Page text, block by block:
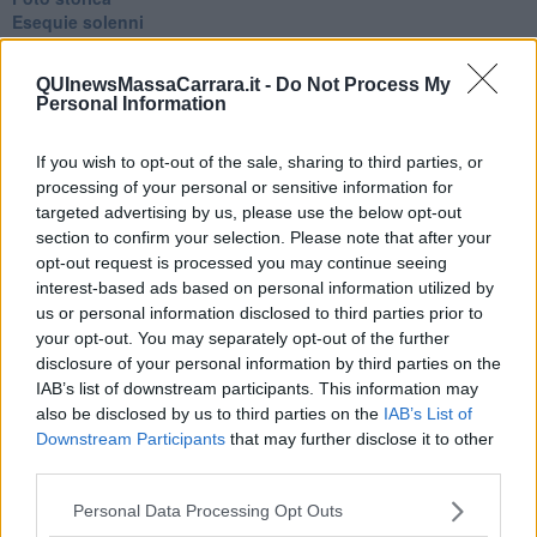
QUInewsMassaCarrara.it - Do Not Process My
Personal Information
If you wish to opt-out of the sale, sharing to third parties, or
processing of your personal or sensitive information for
targeted advertising by us, please use the below opt-out
section to confirm your selection. Please note that after your
opt-out request is processed you may continue seeing
interest-based ads based on personal information utilized by
us or personal information disclosed to third parties prior to
your opt-out. You may separately opt-out of the further
disclosure of your personal information by third parties on the
IAB’s list of downstream participants. This information may
also be disclosed by us to third parties on the IAB’s List of
Downstream Participants that may further disclose it to other
Personal Data Processing Opt Outs
Esequie solenni
Nostalgia del sangue blu
Non avere e non essere
Armiamoci e... avviatevi
Schizzi di fango
Sor-riso amaro
Fine anno al ristorante
La festa di Capodanno
Natale 2024
Re e regnanti
A noi interessa il dito non la luna
Come rubare allo stato e vivere felici
Una performance
Il compagno
​Io (allo specchio)
Tramonto
Passato, presente, futuro
La virtù del non fare
Il giorno dei saldi
L'ultimo post